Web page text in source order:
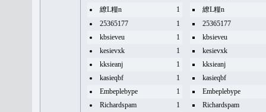
繚L糧n
1
繚L糧n
25365177
1
25365177
kbsieveu
1
kbsieveu
kesievxk
1
kesievxk
kksieanj
1
kksieanj
kasieqbf
1
kasieqbf
Embeplebype
1
Embeplebype
Richardspam
1
Richardspam